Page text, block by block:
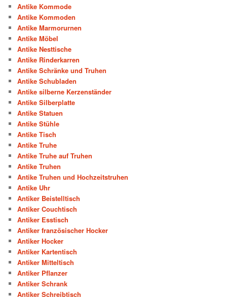
Antike Kommode
Antike Kommoden
Antike Marmorurnen
Antike Möbel
Antike Nesttische
Antike Rinderkarren
Antike Schränke und Truhen
Antike Schubladen
Antike silberne Kerzenständer
Antike Silberplatte
Antike Statuen
Antike Stühle
Antike Tisch
Antike Truhe
Antike Truhe auf Truhen
Antike Truhen
Antike Truhen und Hochzeitstruhen
Antike Uhr
Antiker Beistelltisch
Antiker Couchtisch
Antiker Esstisch
Antiker französischer Hocker
Antiker Hocker
Antiker Kartentisch
Antiker Mitteltisch
Antiker Pflanzer
Antiker Schrank
Antiker Schreibtisch